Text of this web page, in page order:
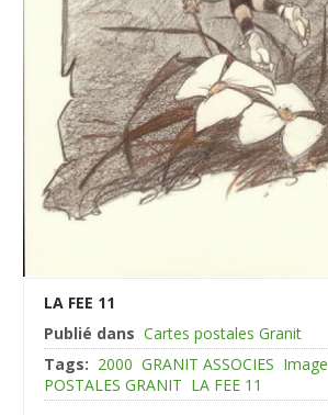
LA FEE 11
Publié dans Cartes postales Granit
Tags: 2000 GRANIT ASSOCIES Image
POSTALES GRANIT LA FEE 11